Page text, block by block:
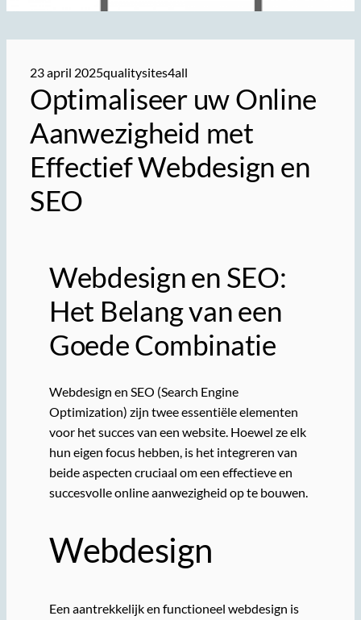
23 april 2025qualitysites4all
Optimaliseer uw Online
Aanwezigheid met
Effectief Webdesign en
SEO
Webdesign en SEO:
Het Belang van een
Goede Combinatie
Webdesign en SEO (Search Engine
Optimization) zijn twee essentiële elementen
voor het succes van een website. Hoewel ze elk
hun eigen focus hebben, is het integreren van
beide aspecten cruciaal om een effectieve en
succesvolle online aanwezigheid op te bouwen.
Webdesign
Een aantrekkelijk en functioneel webdesign is